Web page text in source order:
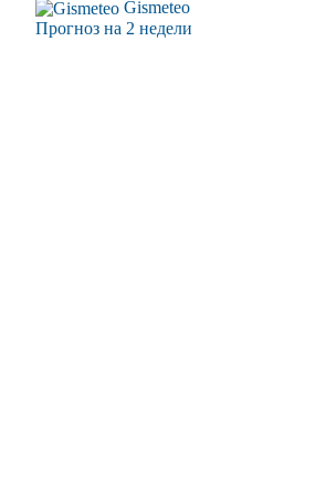
Gismeteo
Прогноз на 2 недели